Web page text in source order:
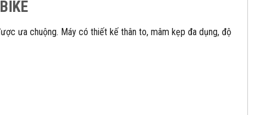
ưa chuộng. Máy có thiết kế thân to, mâm kẹp đa dụng, độ